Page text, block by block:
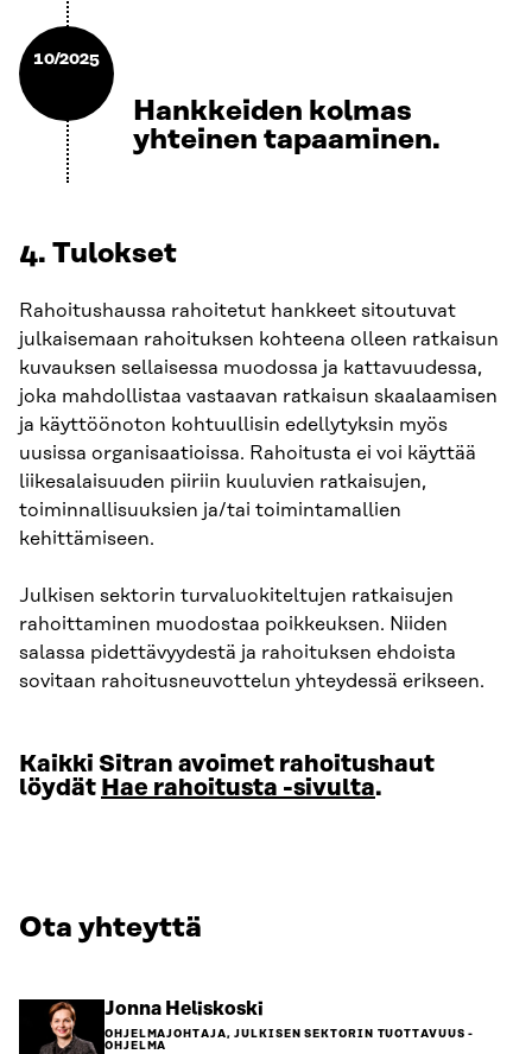
10/2025
Hankkeiden kolmas
yhteinen tapaaminen.
4. Tulokset
Rahoitushaussa rahoitetut hankkeet sitoutuvat
julkaisemaan rahoituksen kohteena olleen ratkaisun
kuvauksen sellaisessa muodossa ja kattavuudessa,
joka mahdollistaa vastaavan ratkaisun skaalaamisen
ja käyttöönoton kohtuullisin edellytyksin myös
uusissa organisaatioissa. Rahoitusta ei voi käyttää
liikesalaisuuden piiriin kuuluvien ratkaisujen,
toiminnallisuuksien ja/tai toimintamallien
kehittämiseen.
Julkisen sektorin turvaluokiteltujen ratkaisujen
rahoittaminen muodostaa poikkeuksen. Niiden
salassa pidettävyydestä ja rahoituksen ehdoista
sovitaan rahoitusneuvottelun yhteydessä erikseen.
Kaikki Sitran avoimet rahoitushaut
löydät Hae rahoitusta -sivulta.
Ota yhteyttä
Jonna Heliskoski
henkilön
OHJELMAJOHTAJA, JULKISEN SEKTORIN TUOTTAVUUS -
OHJELMA